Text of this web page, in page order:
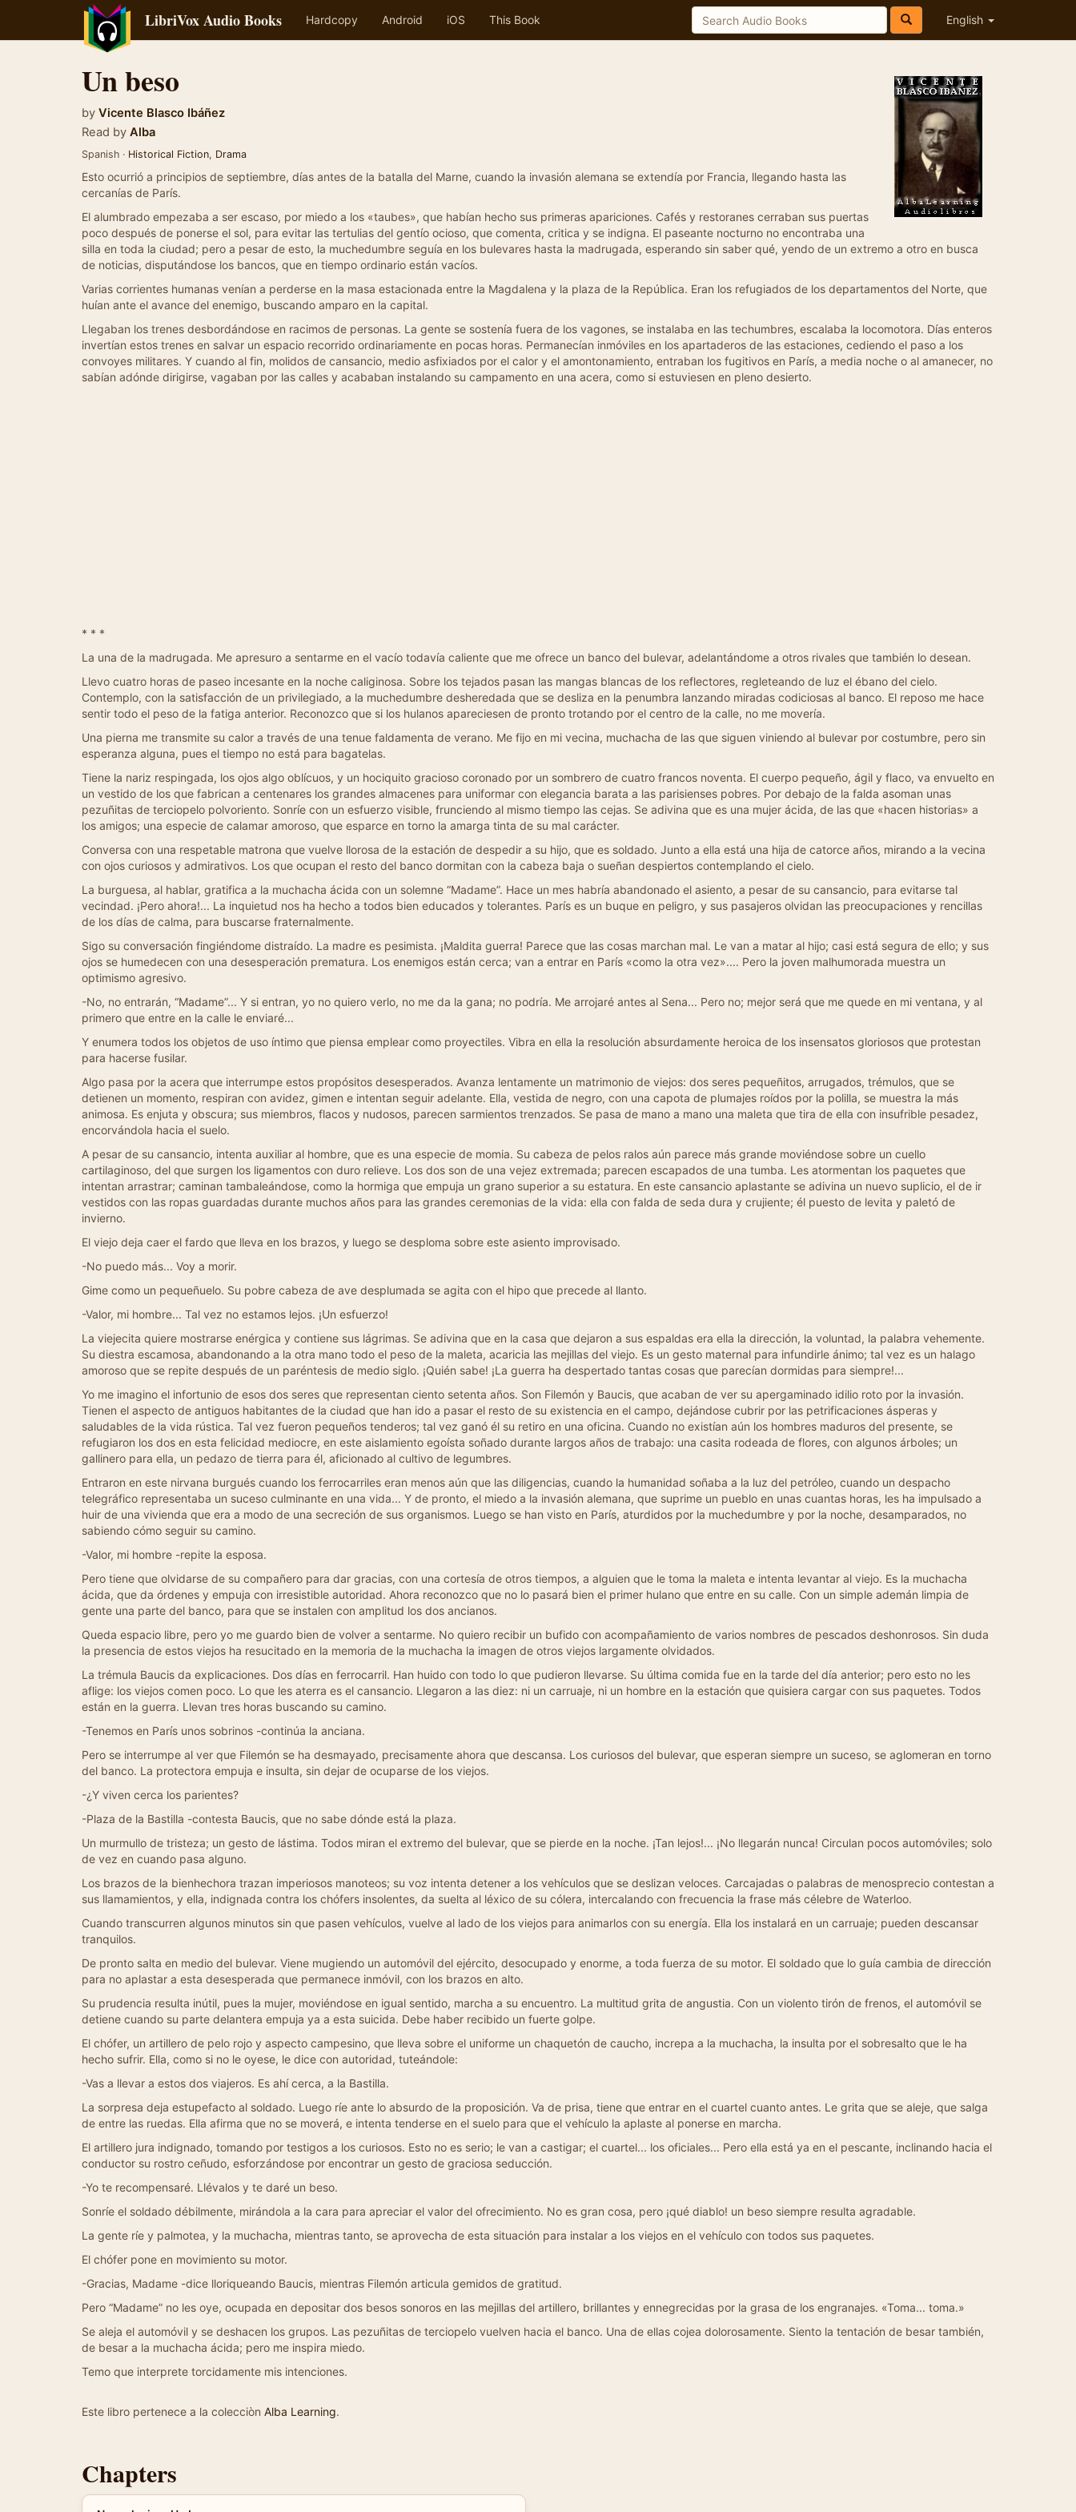
LibriVox Audio Books Hardcopy Android iOS This Book English
Un beso
by Vicente Blasco Ibáñez
Read by Alba
Spanish · Historical Fiction, Drama
Esto ocurrió a principios de septiembre, días antes de la batalla del Marne, cuando la invasión alemana se extendía por Francia, llegando hasta las
cercanías de París.
El alumbrado empezaba a ser escaso, por miedo a los «taubes», que habían hecho sus primeras apariciones. Cafés y restoranes cerraban sus puertas
poco después de ponerse el sol, para evitar las tertulias del gentío ocioso, que comenta, critica y se indigna. El paseante nocturno no encontraba una
silla en toda la ciudad; pero a pesar de esto, la muchedumbre seguía en los bulevares hasta la madrugada, esperando sin saber qué, yendo de un extremo a otro en busca
de noticias, disputándose los bancos, que en tiempo ordinario están vacíos.
Varias corrientes humanas venían a perderse en la masa estacionada entre la Magdalena y la plaza de la República. Eran los refugiados de los departamentos del Norte, que
huían ante el avance del enemigo, buscando amparo en la capital.
Llegaban los trenes desbordándose en racimos de personas. La gente se sostenía fuera de los vagones, se instalaba en las techumbres, escalaba la locomotora. Días enteros
invertían estos trenes en salvar un espacio recorrido ordinariamente en pocas horas. Permanecían inmóviles en los apartaderos de las estaciones, cediendo el paso a los
convoyes militares. Y cuando al fin, molidos de cansancio, medio asfixiados por el calor y el amontonamiento, entraban los fugitivos en París, a media noche o al amanecer, no
sabían adónde dirigirse, vagaban por las calles y acababan instalando su campamento en una acera, como si estuviesen en pleno desierto.
* * *
La una de la madrugada. Me apresuro a sentarme en el vacío todavía caliente que me ofrece un banco del bulevar, adelantándome a otros rivales que también lo desean.
Llevo cuatro horas de paseo incesante en la noche caliginosa. Sobre los tejados pasan las mangas blancas de los reflectores, regleteando de luz el ébano del cielo.
Contemplo, con la satisfacción de un privilegiado, a la muchedumbre desheredada que se desliza en la penumbra lanzando miradas codiciosas al banco. El reposo me hace
sentir todo el peso de la fatiga anterior. Reconozco que si los hulanos apareciesen de pronto trotando por el centro de la calle, no me movería.
Una pierna me transmite su calor a través de una tenue faldamenta de verano. Me fijo en mi vecina, muchacha de las que siguen viniendo al bulevar por costumbre, pero sin
esperanza alguna, pues el tiempo no está para bagatelas.
Tiene la nariz respingada, los ojos algo oblícuos, y un hociquito gracioso coronado por un sombrero de cuatro francos noventa. El cuerpo pequeño, ágil y flaco, va envuelto en
un vestido de los que fabrican a centenares los grandes almacenes para uniformar con elegancia barata a las parisienses pobres. Por debajo de la falda asoman unas
pezuñitas de terciopelo polvoriento. Sonríe con un esfuerzo visible, frunciendo al mismo tiempo las cejas. Se adivina que es una mujer ácida, de las que «hacen historias» a
los amigos; una especie de calamar amoroso, que esparce en torno la amarga tinta de su mal carácter.
Conversa con una respetable matrona que vuelve llorosa de la estación de despedir a su hijo, que es soldado. Junto a ella está una hija de catorce años, mirando a la vecina
con ojos curiosos y admirativos. Los que ocupan el resto del banco dormitan con la cabeza baja o sueñan despiertos contemplando el cielo.
La burguesa, al hablar, gratifica a la muchacha ácida con un solemne “Madame”. Hace un mes habría abandonado el asiento, a pesar de su cansancio, para evitarse tal
vecindad. ¡Pero ahora!... La inquietud nos ha hecho a todos bien educados y tolerantes. París es un buque en peligro, y sus pasajeros olvidan las preocupaciones y rencillas
de los días de calma, para buscarse fraternalmente.
Sigo su conversación fingiéndome distraído. La madre es pesimista. ¡Maldita guerra! Parece que las cosas marchan mal. Le van a matar al hijo; casi está segura de ello; y sus
ojos se humedecen con una desesperación prematura. Los enemigos están cerca; van a entrar en París «como la otra vez».... Pero la joven malhumorada muestra un
optimismo agresivo.
-No, no entrarán, “Madame”... Y si entran, yo no quiero verlo, no me da la gana; no podría. Me arrojaré antes al Sena... Pero no; mejor será que me quede en mi ventana, y al
primero que entre en la calle le enviaré...
Y enumera todos los objetos de uso íntimo que piensa emplear como proyectiles. Vibra en ella la resolución absurdamente heroica de los insensatos gloriosos que protestan
para hacerse fusilar.
Algo pasa por la acera que interrumpe estos propósitos desesperados. Avanza lentamente un matrimonio de viejos: dos seres pequeñitos, arrugados, trémulos, que se
detienen un momento, respiran con avidez, gimen e intentan seguir adelante. Ella, vestida de negro, con una capota de plumajes roídos por la polilla, se muestra la más
animosa. Es enjuta y obscura; sus miembros, flacos y nudosos, parecen sarmientos trenzados. Se pasa de mano a mano una maleta que tira de ella con insufrible pesadez,
encorvándola hacia el suelo.
A pesar de su cansancio, intenta auxiliar al hombre, que es una especie de momia. Su cabeza de pelos ralos aún parece más grande moviéndose sobre un cuello
cartilaginoso, del que surgen los ligamentos con duro relieve. Los dos son de una vejez extremada; parecen escapados de una tumba. Les atormentan los paquetes que
intentan arrastrar; caminan tambaleándose, como la hormiga que empuja un grano superior a su estatura. En este cansancio aplastante se adivina un nuevo suplicio, el de ir
vestidos con las ropas guardadas durante muchos años para las grandes ceremonias de la vida: ella con falda de seda dura y crujiente; él puesto de levita y paletó de
invierno.
El viejo deja caer el fardo que lleva en los brazos, y luego se desploma sobre este asiento improvisado.
-No puedo más... Voy a morir.
Gime como un pequeñuelo. Su pobre cabeza de ave desplumada se agita con el hipo que precede al llanto.
-Valor, mi hombre... Tal vez no estamos lejos. ¡Un esfuerzo!
La viejecita quiere mostrarse enérgica y contiene sus lágrimas. Se adivina que en la casa que dejaron a sus espaldas era ella la dirección, la voluntad, la palabra vehemente.
Su diestra escamosa, abandonando a la otra mano todo el peso de la maleta, acaricia las mejillas del viejo. Es un gesto maternal para infundirle ánimo; tal vez es un halago
amoroso que se repite después de un paréntesis de medio siglo. ¡Quién sabe! ¡La guerra ha despertado tantas cosas que parecían dormidas para siempre!...
Yo me imagino el infortunio de esos dos seres que representan ciento setenta años. Son Filemón y Baucis, que acaban de ver su apergaminado idilio roto por la invasión.
Tienen el aspecto de antiguos habitantes de la ciudad que han ido a pasar el resto de su existencia en el campo, dejándose cubrir por las petrificaciones ásperas y
saludables de la vida rústica. Tal vez fueron pequeños tenderos; tal vez ganó él su retiro en una oficina. Cuando no existían aún los hombres maduros del presente, se
refugiaron los dos en esta felicidad mediocre, en este aislamiento egoísta soñado durante largos años de trabajo: una casita rodeada de flores, con algunos árboles; un
gallinero para ella, un pedazo de tierra para él, aficionado al cultivo de legumbres.
Entraron en este nirvana burgués cuando los ferrocarriles eran menos aún que las diligencias, cuando la humanidad soñaba a la luz del petróleo, cuando un despacho
telegráfico representaba un suceso culminante en una vida... Y de pronto, el miedo a la invasión alemana, que suprime un pueblo en unas cuantas horas, les ha impulsado a
huir de una vivienda que era a modo de una secreción de sus organismos. Luego se han visto en París, aturdidos por la muchedumbre y por la noche, desamparados, no
sabiendo cómo seguir su camino.
-Valor, mi hombre -repite la esposa.
Pero tiene que olvidarse de su compañero para dar gracias, con una cortesía de otros tiempos, a alguien que le toma la maleta e intenta levantar al viejo. Es la muchacha
ácida, que da órdenes y empuja con irresistible autoridad. Ahora reconozco que no lo pasará bien el primer hulano que entre en su calle. Con un simple ademán limpia de
gente una parte del banco, para que se instalen con amplitud los dos ancianos.
Queda espacio libre, pero yo me guardo bien de volver a sentarme. No quiero recibir un bufido con acompañamiento de varios nombres de pescados deshonrosos. Sin duda
la presencia de estos viejos ha resucitado en la memoria de la muchacha la imagen de otros viejos largamente olvidados.
La trémula Baucis da explicaciones. Dos días en ferrocarril. Han huido con todo lo que pudieron llevarse. Su última comida fue en la tarde del día anterior; pero esto no les
aflige: los viejos comen poco. Lo que les aterra es el cansancio. Llegaron a las diez: ni un carruaje, ni un hombre en la estación que quisiera cargar con sus paquetes. Todos
están en la guerra. Llevan tres horas buscando su camino.
-Tenemos en París unos sobrinos -continúa la anciana.
Pero se interrumpe al ver que Filemón se ha desmayado, precisamente ahora que descansa. Los curiosos del bulevar, que esperan siempre un suceso, se aglomeran en torno
del banco. La protectora empuja e insulta, sin dejar de ocuparse de los viejos.
-¿Y viven cerca los parientes?
-Plaza de la Bastilla -contesta Baucis, que no sabe dónde está la plaza.
Un murmullo de tristeza; un gesto de lástima. Todos miran el extremo del bulevar, que se pierde en la noche. ¡Tan lejos!... ¡No llegarán nunca! Circulan pocos automóviles; solo
de vez en cuando pasa alguno.
Los brazos de la bienhechora trazan imperiosos manoteos; su voz intenta detener a los vehículos que se deslizan veloces. Carcajadas o palabras de menosprecio contestan a
sus llamamientos, y ella, indignada contra los chófers insolentes, da suelta al léxico de su cólera, intercalando con frecuencia la frase más célebre de Waterloo.
Cuando transcurren algunos minutos sin que pasen vehículos, vuelve al lado de los viejos para animarlos con su energía. Ella los instalará en un carruaje; pueden descansar
tranquilos.
De pronto salta en medio del bulevar. Viene mugiendo un automóvil del ejército, desocupado y enorme, a toda fuerza de su motor. El soldado que lo guía cambia de dirección
para no aplastar a esta desesperada que permanece inmóvil, con los brazos en alto.
Su prudencia resulta inútil, pues la mujer, moviéndose en igual sentido, marcha a su encuentro. La multitud grita de angustia. Con un violento tirón de frenos, el automóvil se
detiene cuando su parte delantera empuja ya a esta suicida. Debe haber recibido un fuerte golpe.
El chófer, un artillero de pelo rojo y aspecto campesino, que lleva sobre el uniforme un chaquetón de caucho, increpa a la muchacha, la insulta por el sobresalto que le ha
hecho sufrir. Ella, como si no le oyese, le dice con autoridad, tuteándole:
-Vas a llevar a estos dos viajeros. Es ahí cerca, a la Bastilla.
La sorpresa deja estupefacto al soldado. Luego ríe ante lo absurdo de la proposición. Va de prisa, tiene que entrar en el cuartel cuanto antes. Le grita que se aleje, que salga
de entre las ruedas. Ella afirma que no se moverá, e intenta tenderse en el suelo para que el vehículo la aplaste al ponerse en marcha.
El artillero jura indignado, tomando por testigos a los curiosos. Esto no es serio; le van a castigar; el cuartel... los oficiales... Pero ella está ya en el pescante, inclinando hacia el
conductor su rostro ceñudo, esforzándose por encontrar un gesto de graciosa seducción.
-Yo te recompensaré. Llévalos y te daré un beso.
Sonríe el soldado débilmente, mirándola a la cara para apreciar el valor del ofrecimiento. No es gran cosa, pero ¡qué diablo! un beso siempre resulta agradable.
La gente ríe y palmotea, y la muchacha, mientras tanto, se aprovecha de esta situación para instalar a los viejos en el vehículo con todos sus paquetes.
El chófer pone en movimiento su motor.
-Gracias, Madame -dice lloriqueando Baucis, mientras Filemón articula gemidos de gratitud.
Pero “Madame” no les oye, ocupada en depositar dos besos sonoros en las mejillas del artillero, brillantes y ennegrecidas por la grasa de los engranajes. «Toma... toma.»
Se aleja el automóvil y se deshacen los grupos. Las pezuñitas de terciopelo vuelven hacia el banco. Una de ellas cojea dolorosamente. Siento la tentación de besar también,
de besar a la muchacha ácida; pero me inspira miedo.
Temo que interprete torcidamente mis intenciones.
Este libro pertenece a la colecciòn Alba Learning.
Chapters